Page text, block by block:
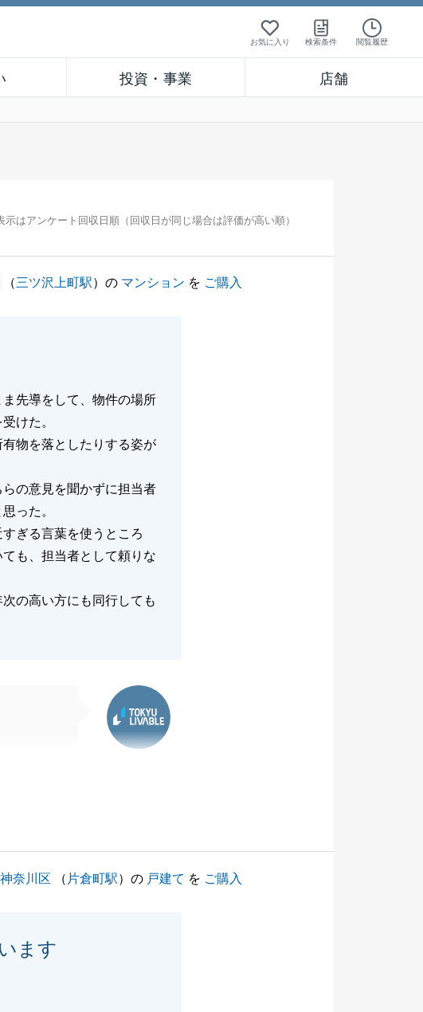
お気に入り 検索条件 閲覧履歴
投資・事業 店舗
示はアンケート回収日順（回収日が同じ場合は評価が高い順）
（三ツ沢上町駅）の マンション を ご購入
先導をして、物件の場所
けた。
物を落としたりする姿が
の意見を聞かずに担当者
った。
ぎる言葉を使うところ
も、担当者として頼りな
の高い方にも同行しても
けくだ
奈川区 （ 片倉町駅）の 戸建て を ご購入
ます